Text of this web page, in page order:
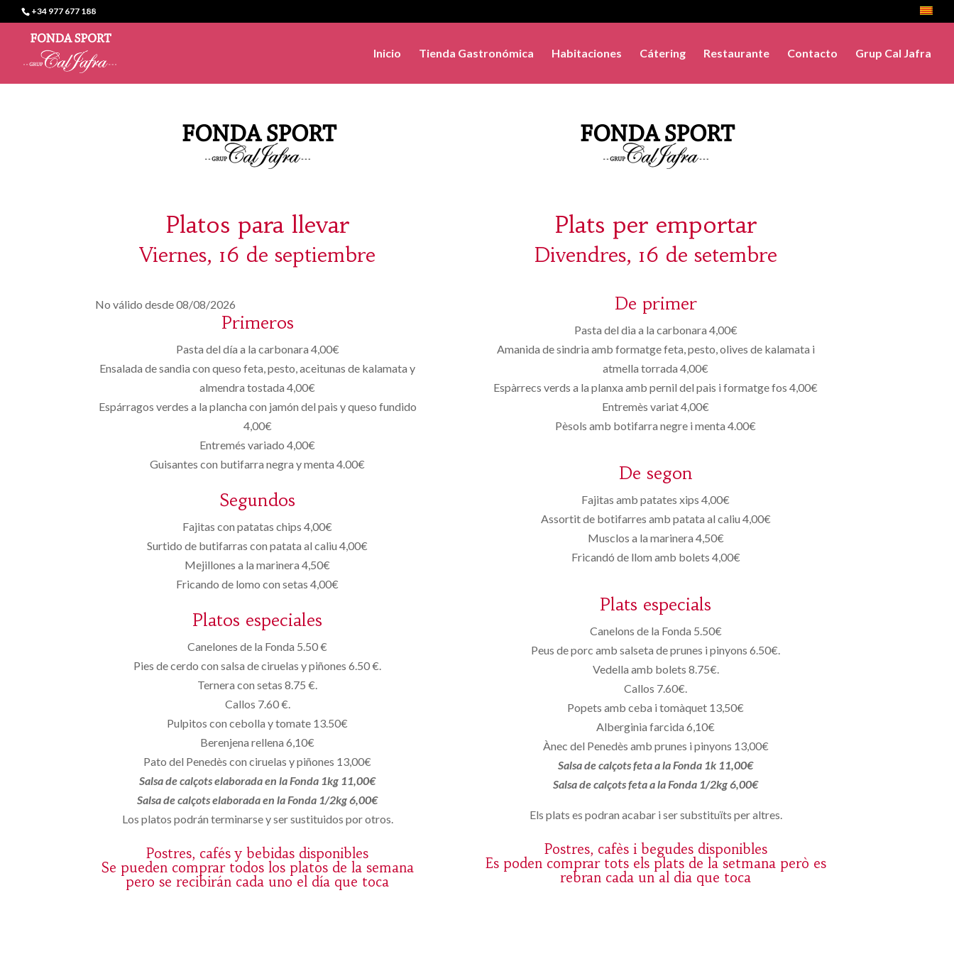
+34 977 677 188
Inicio Tienda Gastronómica Habitaciones Cátering Restaurante Contacto Grup Cal Jafra
Platos para llevar
Viernes, 16 de septiembre
No válido desde 08/08/2026
Primeros
Pasta del día a la carbonara 4,00€
Ensalada de sandia con queso feta, pesto, aceitunas de kalamata y
almendra tostada 4,00€
Espárragos verdes a la plancha con jamón del pais y queso fundido
4,00€
Entremés variado 4,00€
Guisantes con butifarra negra y menta 4.00€
Segundos
Fajitas con patatas chips 4,00€
Surtido de butifarras con patata al caliu 4,00€
Mejillones a la marinera 4,50€
Fricando de lomo con setas 4,00€
Platos especiales
Canelones de la Fonda 5.50 €
Pies de cerdo con salsa de ciruelas y piñones 6.50 €.
Ternera con setas 8.75 €.
Callos 7.60 €.
Pulpitos con cebolla y tomate 13.50€
Berenjena rellena 6,10€
Pato del Penedès con ciruelas y piñones 13,00€
Salsa de calçots elaborada en la Fonda 1kg 11,00€
Salsa de calçots elaborada en la Fonda 1/2kg 6,00€
Los platos podrán terminarse y ser sustituidos por otros.
Postres, cafés y bebidas disponibles
Se pueden comprar todos los platos de la semana
pero se recibirán cada uno el día que toca
Plats per emportar
Divendres, 16 de setembre
De primer
Pasta del dia a la carbonara 4,00€
Amanida de sindria amb formatge feta, pesto, olives de kalamata i
atmella torrada 4,00€
Espàrrecs verds a la planxa amb pernil del pais i formatge fos 4,00€
Entremès variat 4,00€
Pèsols amb botifarra negre i menta 4.00€
De segon
Fajitas amb patates xips 4,00€
Assortit de botifarres amb patata al caliu 4,00€
Musclos a la marinera 4,50€
Fricandó de llom amb bolets 4,00€
Plats especials
Canelons de la Fonda 5.50€
Peus de porc amb salseta de prunes i pinyons 6.50€.
Vedella amb bolets 8.75€.
Callos 7.60€.
Popets amb ceba i tomàquet 13,50€
Alberginia farcida 6,10€
Ànec del Penedès amb prunes i pinyons 13,00€
Salsa de calçots feta a la Fonda 1k 11,00€
Salsa de calçots feta a la Fonda 1/2kg 6,00€
Els plats es podran acabar i ser substituïts per altres.
Postres, cafès i begudes disponibles
Es poden comprar tots els plats de la setmana però es
rebran cada un al dia que toca